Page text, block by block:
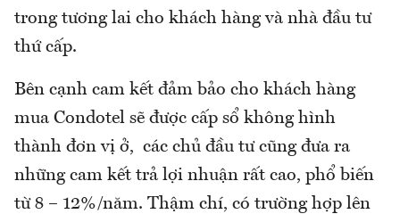
trong tương lai cho khách hàng và nhà đầu tư
thứ cấp.
Bên cạnh cam kết đảm bảo cho khách hàng
mua Condotel sẽ được cấp sổ không hình
thành đơn vị ở, các chủ đầu tư cũng đưa ra
những cam kết trả lợi nhuận rất cao, phổ biến
từ 8 – 12%/năm. Thậm chí, có trường hợp lên